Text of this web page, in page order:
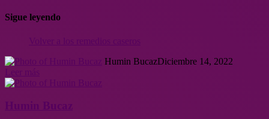
Sigue leyendo
Humin BucazDiciembre 14, 2022